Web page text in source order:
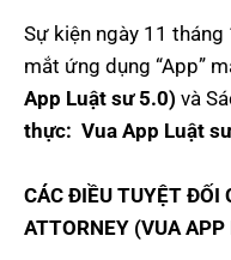
Sự kiện ngày 11
mắt ứng dụng “App”
App Luật sư 5.0) và
thực: Vua App Luật
CÁC ĐIỀU TUYỆT ĐỐI
ATTORNEY (VUA